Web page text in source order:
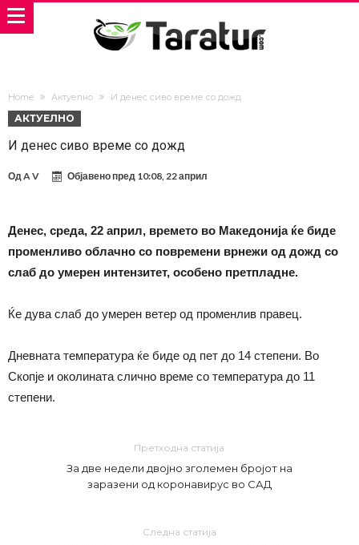
Home Актуелно И денес сиво време со дожд
АКТУЕЛНО
И денес сиво време со дожд
ОдA V Објавено пред 10:08, 22 април
Денес, среда, 22 април, времето во Македонија ќе биде
променливо облачно со повремени врнежи од дожд со
слаб до умерен интензитет, особено претпладне.
Ќе дува слаб до умерен ветер од променлив правец.
Дневната температура ќе биде од пет до 14 степени. Во
Скопје и околината слично време со температура до 11
степени.
Претходна статија
За две недели двојно зголемен бројот на
заразени од коронавирус во САД
Следна статија